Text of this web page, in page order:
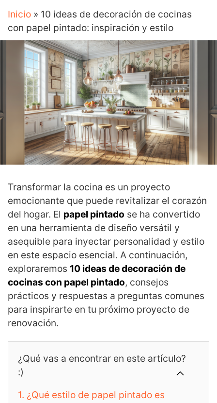
Inicio » 10 ideas de decoración de cocinas
con papel pintado: inspiración y estilo
Transformar la cocina es un proyecto
emocionante que puede revitalizar el corazón
del hogar. El papel pintado se ha convertido
en una herramienta de diseño versátil y
asequible para inyectar personalidad y estilo
en este espacio esencial. A continuación,
exploraremos 10 ideas de decoración de
cocinas con papel pintado, consejos
prácticos y respuestas a preguntas comunes
para inspirarte en tu próximo proyecto de
renovación.
¿Qué vas a encontrar en este artículo?
:)
1. ¿Qué estilo de papel pintado es